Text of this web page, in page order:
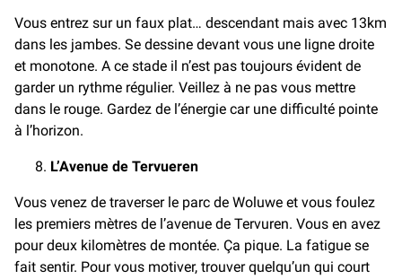
Vous entrez sur un faux plat… descendant mais avec 13km
dans les jambes. Se dessine devant vous une ligne droite
et monotone. A ce stade il n’est pas toujours évident de
garder un rythme régulier. Veillez à ne pas vous mettre
dans le rouge. Gardez de l’énergie car une difficulté pointe
à l’horizon.
L’Avenue de Tervueren
Vous venez de traverser le parc de Woluwe et vous foulez
les premiers mètres de l’avenue de Tervuren. Vous en avez
pour deux kilomètres de montée. Ça pique. La fatigue se
fait sentir. Pour vous motiver, trouver quelqu’un qui court